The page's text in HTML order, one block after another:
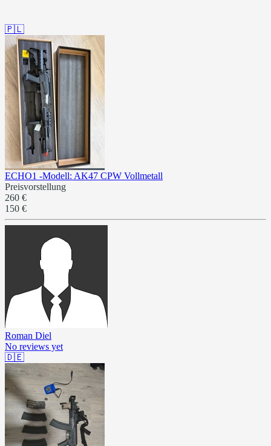
🇵🇱
ECHO1 -Modell: AK47 CPW Vollmetall
Preisvorstellung
260 €
150 €
Roman Diel
No reviews yet
🇩🇪